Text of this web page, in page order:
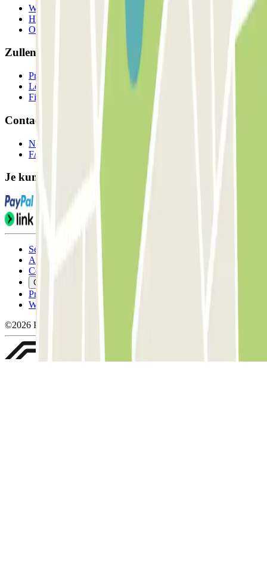
Wie we zijn
Hoe het werkt
Onze parkeergarages
Zullen we samenwerken?
Professionals
Leverancier parkeren
Filialen
Contact
Neem contact met ons op
FAQ
Je kunt deze betaalmethoden gebruiken:
Servicevoorwaarden
Annuleringsvoorwaarden
Cookiebeleid
Cookies beheren
Privacybeleid
Whistleblowing
©2026 Parclick. All rights reserved